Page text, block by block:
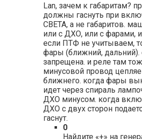
Lan, зачем к габаритам?
должны гаснуть при
СВЕТА, а не габаритов.
или с ДХО, или с фарами,
если ПТФ не учитываем,
фары (ближний, дальний).
запрещена. и реле там
минусовой провод
ближнего. когда фары
идет через спираль
ДХО минусом. когда
ДХО с двух сторон
гаснут.
0
Найдите «+» на